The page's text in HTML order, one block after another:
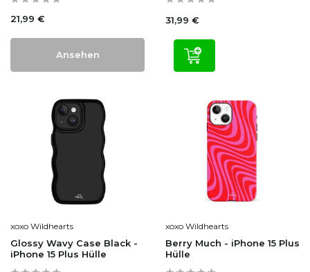
21,99 €
Ansehen
31,99 €
xoxo Wildhearts
Glossy Wavy Case Black -
iPhone 15 Plus Hülle
xoxo Wildhearts
Berry Much - iPhone 15 Plus
Hülle